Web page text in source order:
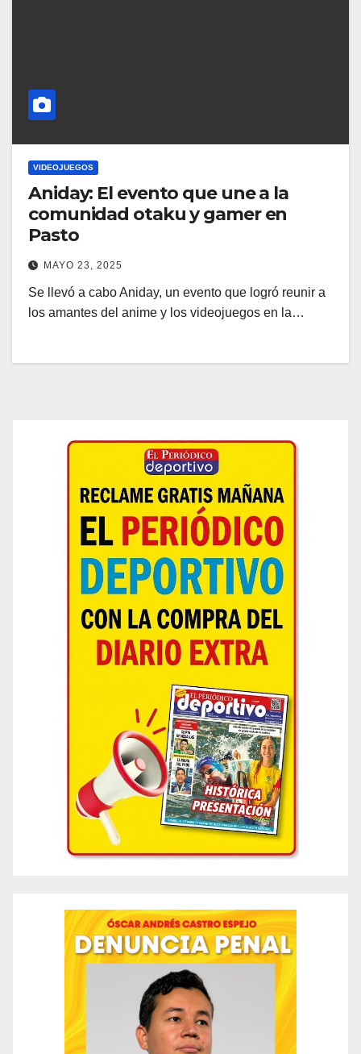
VIDEOJUEGOS
Aniday: El evento que une a la
comunidad otaku y gamer en
Pasto
MAYO 23, 2025
Se llevó a cabo Aniday, un evento que logró reunir a
los amantes del anime y los videojuegos en la…